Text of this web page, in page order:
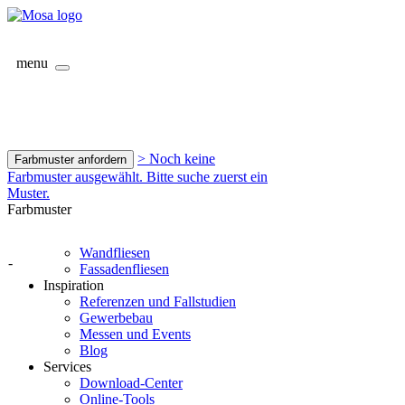
menu
Farbmuster anfordern
> Noch keine
Farbmuster ausgewählt. Bitte suche zuerst ein
Muster.
Farbmuster
-
Wandfliesen
Fassadenfliesen
Inspiration
Referenzen und Fallstudien
Gewerbebau
Messen und Events
Blog
Services
Download-Center
Online-Tools